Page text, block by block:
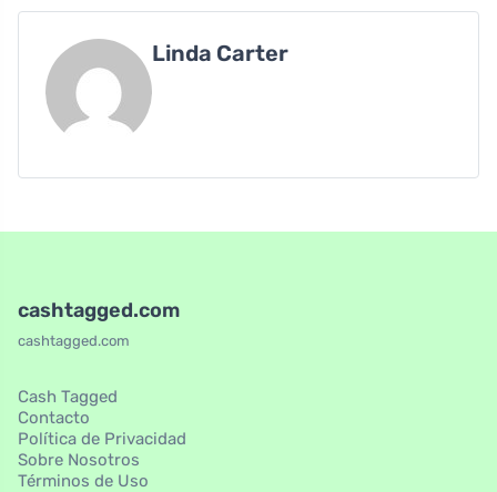
Linda Carter
cashtagged.com
cashtagged.com
Cash Tagged
Contacto
Política de Privacidad
Sobre Nosotros
Términos de Uso